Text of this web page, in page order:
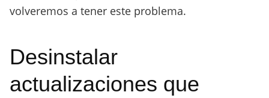
volveremos a tener este problema.
Desinstalar
actualizaciones que